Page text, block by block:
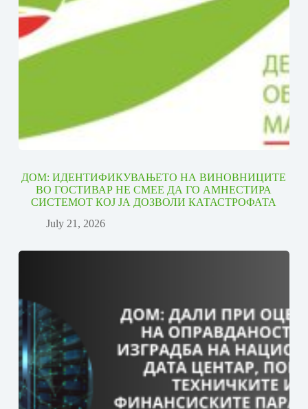
ДОМ: ИДЕНТИФИКУВАЊЕТО НА ВИНОВНИЦИТЕ
ВО ГОСТИВАР НЕ СМЕЕ ДА ГО АМНЕСТИРА
СИСТЕМОТ КОЈ ЈА ДОЗВОЛИ КАТАСТРОФАТА
July 21, 2026